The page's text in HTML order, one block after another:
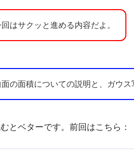
はサクッと進める内容だよ。
面の面積についての説明と、ガウス
とベターです。前回はこちら：